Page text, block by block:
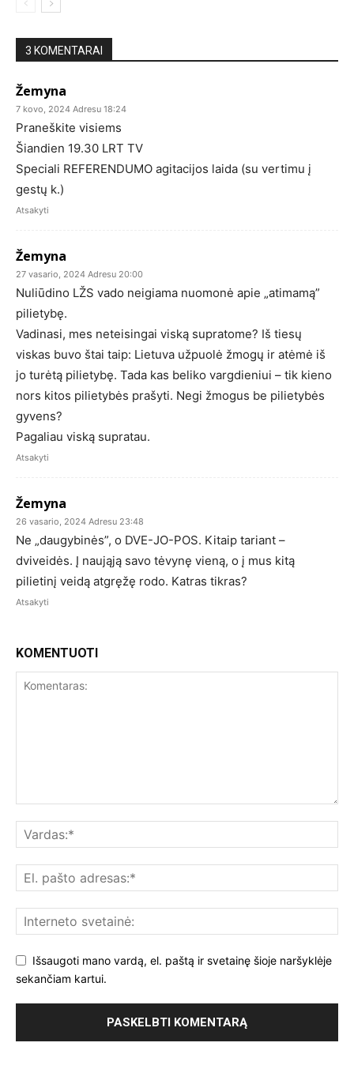
3 KOMENTARAI
Žemyna
7 kovo, 2024 Adresu 18:24
Praneškite visiems
Šiandien 19.30 LRT TV
Speciali REFERENDUMO agitacijos laida (su vertimu į
gestų k.)
Atsakyti
Žemyna
27 vasario, 2024 Adresu 20:00
Nuliūdino LŽS vado neigiama nuomonė apie „atimamą”
pilietybę.
Vadinasi, mes neteisingai viską supratome? Iš tiesų
viskas buvo štai taip: Lietuva užpuolė žmogų ir atėmė iš
jo turėtą pilietybę. Tada kas beliko vargdieniui – tik kieno
nors kitos pilietybės prašyti. Negi žmogus be pilietybės
gyvens?
Pagaliau viską supratau.
Atsakyti
Žemyna
26 vasario, 2024 Adresu 23:48
Ne „daugybinės”, o DVE-JO-POS. Kitaip tariant –
dviveidės. Į naująją savo tėvynę vieną, o į mus kitą
pilietinį veidą atgręžę rodo. Katras tikras?
Atsakyti
KOMENTUOTI
Išsaugoti mano vardą, el. paštą ir svetainę šioje naršyklėje
sekančiam kartui.